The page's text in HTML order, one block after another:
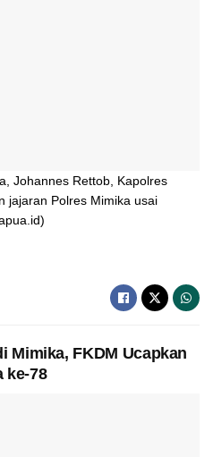
Johannes Rettob, Kapolres
jajaran Polres Mimika usai
Mimika, FKDM Ucapkan
ke-78